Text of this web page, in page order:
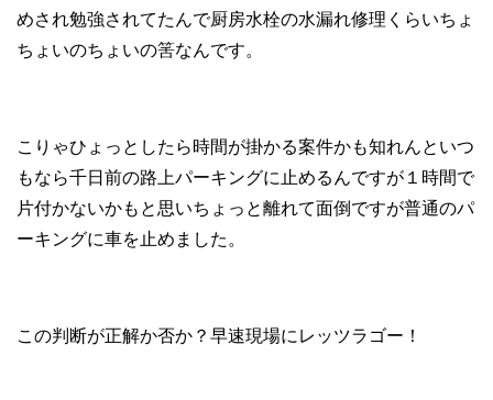
めされ勉強されてたんで厨房水栓の水漏れ修理くらいちょ
ちょいのちょいの筈なんです。
こりゃひょっとしたら時間が掛かる案件かも知れんといつ
もなら千日前の路上パーキングに止めるんですが１時間で
片付かないかもと思いちょっと離れて面倒ですが普通のパ
ーキングに車を止めました。
この判断が正解か否か？早速現場にレッツラゴー！